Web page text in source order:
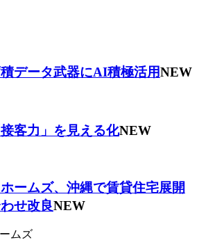
データ武器にAI積極活用NEW
客力」を見える化NEW
ームズ、沖縄で賃貸住宅展開
せ改良NEW
ムズ